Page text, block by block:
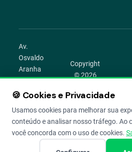
Av.
Osvaldo
Aranha
1022 –
Bom
Porto
Alegre –
RS
Copyright
© 2026
Todos os
direitos
reservados.
🍪 Cookies e Privacidade
Usamos cookies para melhorar sua
conteúdo e analisar nosso tráfego. Ao
você concorda com o uso de cookies.